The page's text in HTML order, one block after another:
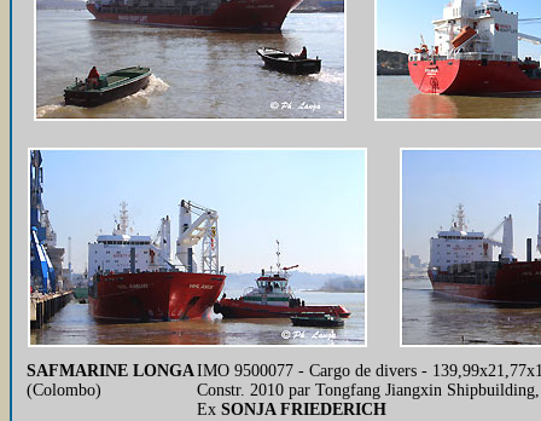
SAFMARINE LONGA
(Colombo)
IMO 9500077 - Cargo de divers -
Constr. 2010 par Tongfang Jiangxin
Ex SONJA FRIEDERICH